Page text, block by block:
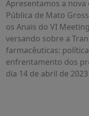
Apresentamos a nova
Pública de Mato
os Anais do VI
versando sobre a
farmacêuticas:
enfrentamento dos
dia 14 de abril de